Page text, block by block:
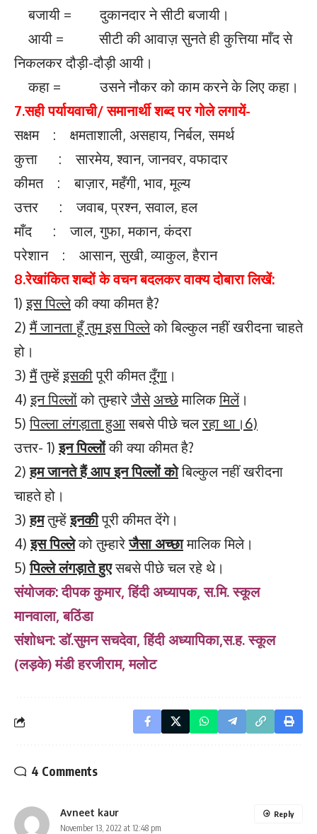
बजायी = दुकानदार ने सीटी बजायी।
आयी = सीटी की आवाज़ सुनते ही कुत्तिया माँद से
निकलकर दौड़ी-दौड़ी आयी।
कहा = उसने नौकर को काम करने के लिए कहा।
7.सही पर्यायवाची/ समानार्थी शब्द पर गोले लगायें-
सक्षम : क्षमताशाली, असहाय, निर्बल, समर्थ
कुत्ता : सारमेय, श्वान, जानवर, वफादार
कीमत : बाज़ार, महँगी, भाव, मूल्य
उत्तर : जवाब, प्रश्न, सवाल, हल
माँद : जाल, गुफा, मकान, कंदरा
परेशान : आसान, सुखी, व्याकुल, हैरान
8.रेखांकित शब्दों के वचन बदलकर वाक्य दोबारा लिखें:
1)इस पिल्लेकी क्या कीमत है?
2)मैं जानता हूँ तुम इस पिल्लेको बिल्कुल नहीं खरीदना चाहते
हो।
3)मैंतुम्हेंइसकीपूरी कीमतदूँगा ।
4)इन पिल्लोंको तुम्हारेजैसेअच्छेमालिकमिलें।
5)पिल्ला लंगड़ाता हुआसबसे पीछे चलरहा था।6)
उत्तर- 1)इन पिल्लोंकी क्या कीमत है?
2)हम जानते हैं आप इन पिल्लों कोबिल्कुल नहीं खरीदना
चाहते हो।
3)हमतुम्हेंइनकीपूरी कीमत देंगे।
4)इस पिल्लेको तुम्हारेजैसा अच्छामालिक मिले।
5)पिल्ले लंगड़ातेहुएसबसे पीछे चल रहे थे।
संयोजक: दीपक कुमार, हिंदी अघ्यापक, स.मि. स्कूल
मानवाला, बठिंडा
संशोधन: डॉ.सुमन सचदेवा, हिंदी अध्यापिका,स.ह. स्कूल
(लड़के) मंडी हरजीराम, मलोट
4 Comments
Avneet kaur
November 13, 2022 at 12:48 pm
Reply